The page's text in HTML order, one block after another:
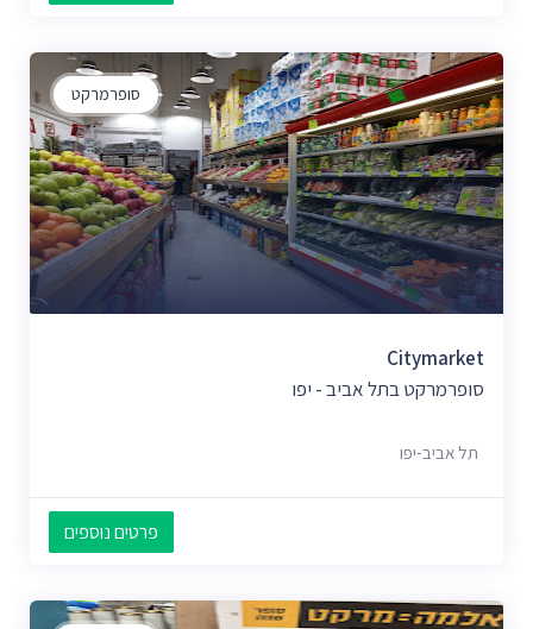
סופרמרקט
Citymarket
סופרמרקט בתל אביב - יפו
תל אביב-יפו
פרטים נוספים